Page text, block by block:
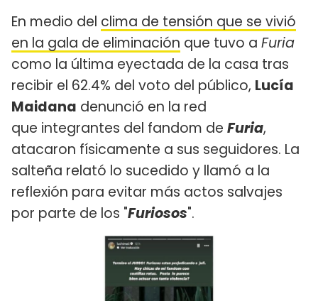
En medio del clima de tensión que se vivió
en la gala de eliminación que tuvo a Furia
como la última eyectada de la casa tras
recibir el 62.4% del voto del público, Lucía
Maidana denunció en la red
que integrantes del fandom de Furia,
atacaron físicamente a sus seguidores. La
salteña relató lo sucedido y llamó a la
reflexión para evitar más actos salvajes
por parte de los "Furiosos".